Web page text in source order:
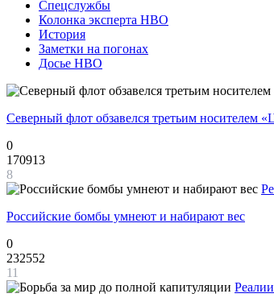
Спецслужбы
Колонка эксперта НВО
История
Заметки на погонах
Досье НВО
Северный флот обзавелся третьим носителем
0
170913
8
Российские бомбы умнеют и набирают вес
0
232552
11
Реалии